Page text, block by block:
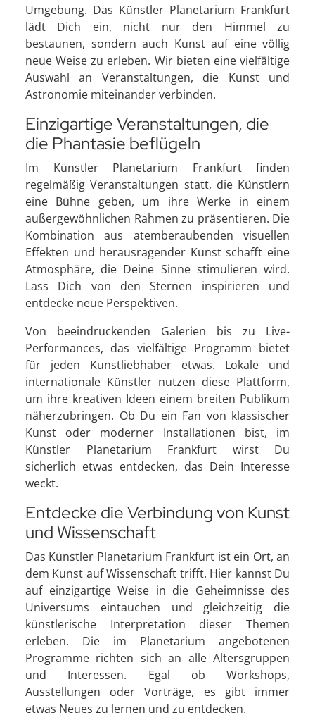
Umgebung. Das Künstler Planetarium Frankfurt
lädt Dich ein, nicht nur den Himmel zu
bestaunen, sondern auch Kunst auf eine völlig
neue Weise zu erleben. Wir bieten eine vielfältige
Auswahl an Veranstaltungen, die Kunst und
Astronomie miteinander verbinden.
Einzigartige Veranstaltungen, die
die Phantasie beflügeln
Im Künstler Planetarium Frankfurt finden
regelmäßig Veranstaltungen statt, die Künstlern
eine Bühne geben, um ihre Werke in einem
außergewöhnlichen Rahmen zu präsentieren. Die
Kombination aus atemberaubenden visuellen
Effekten und herausragender Kunst schafft eine
Atmosphäre, die Deine Sinne stimulieren wird.
Lass Dich von den Sternen inspirieren und
entdecke neue Perspektiven.
Von beeindruckenden Galerien bis zu Live-
Performances, das vielfältige Programm bietet
für jeden Kunstliebhaber etwas. Lokale und
internationale Künstler nutzen diese Plattform,
um ihre kreativen Ideen einem breiten Publikum
näherzubringen. Ob Du ein Fan von klassischer
Kunst oder moderner Installationen bist, im
Künstler Planetarium Frankfurt wirst Du
sicherlich etwas entdecken, das Dein Interesse
weckt.
Entdecke die Verbindung von Kunst
und Wissenschaft
Das Künstler Planetarium Frankfurt ist ein Ort, an
dem Kunst auf Wissenschaft trifft. Hier kannst Du
auf einzigartige Weise in die Geheimnisse des
Universums eintauchen und gleichzeitig die
künstlerische Interpretation dieser Themen
erleben. Die im Planetarium angebotenen
Programme richten sich an alle Altersgruppen
und Interessen. Egal ob Workshops,
Ausstellungen oder Vorträge, es gibt immer
etwas Neues zu lernen und zu entdecken.